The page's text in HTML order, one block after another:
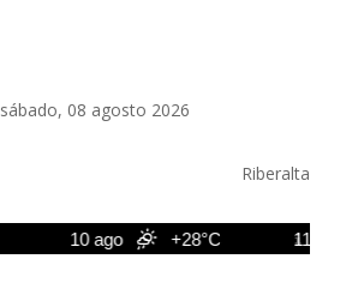
sábado, 08 agosto 2026
Riberalta
10 ago +28°C 11 ago